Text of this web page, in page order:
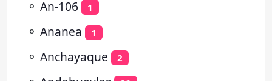
⚬ An-106 1
⚬ Ananea 1
⚬ Anchayaque 2